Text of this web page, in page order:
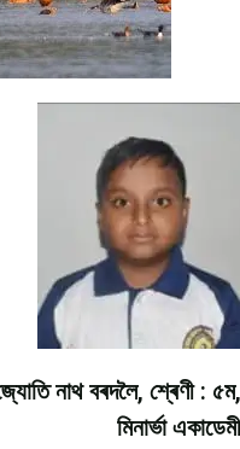
নাথ বৰদলৈ, শ্ৰেণী :
মিনাৰ্ভা